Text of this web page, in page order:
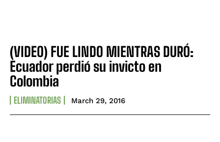
(VIDEO) FUE LINDO MIENTRAS DURÓ:
Ecuador perdió su invicto en
Colombia
ELIMINATORIAS March 29, 2016